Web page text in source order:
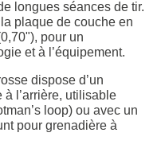
longues séances de tir.
plaque de couche en
pour un
et à l’équipement.
dispose d’un
l’arrière, utilisable
loop) ou avec un
pour grenadière à